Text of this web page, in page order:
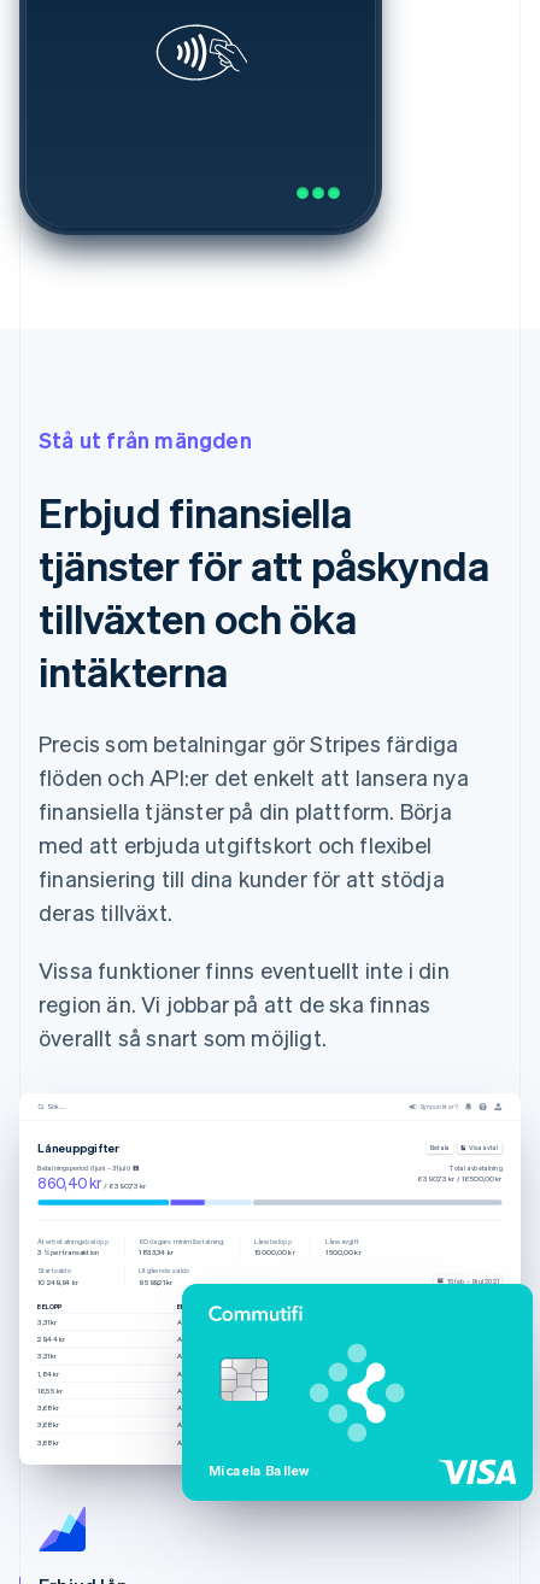
Stå ut från mängden
Erbjud finansiella
tjänster för att påskynda
tillväxten och öka
intäkterna
Precis som betalningar gör Stripes färdiga
flöden och API:er det enkelt att lansera nya
finansiella tjänster på din plattform. Börja
med att erbjuda utgiftskort och flexibel
finansiering till dina kunder för att stödja
deras tillväxt.
Vissa funktioner finns eventuellt inte i din
region än. Vi jobbar på att de ska finnas
överallt så snart som möjligt.
Sök ... Synpunkter?
Låneuppgifter Betala Visa avtal
Betalningsperiod (1 juni – 31 juli)
860,40 kr/ 6 390,73 kr
Total avbetalning
6 390,73 kr / 16 500,00 kr
Återbetalningsbelopp
3 % per transaktion
60 dagars minimibetalning
1 833,34 kr
Lånebelopp
15 000,00 kr
Låneavgift
1 500,00 kr
Startsaldo
10 249,94 kr
Utgående saldo
9 599,21 kr
15 feb – 9 jul 2021
BELOPP BESKRIVNING
3,31 kr Automatisk betalning
29,44 kr
Automatisk betalning
3,31 kr
Automatisk betalning
1,84 kr
Automatisk betalning
16,55 kr Automatisk betalning 07/07/21, 16:08
3,68 kr Automatisk betalning
3,68 kr
Automatisk betalning
3,68 kr
Automatisk betalning
Micaela Ballew